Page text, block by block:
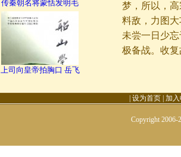
传秦朝名将蒙恬发明毛
上司向皇帝拍胸口 岳飞
梦，所以，
料敌，力图
未尝一日少
极备战。收
设为首页 加
Copyright